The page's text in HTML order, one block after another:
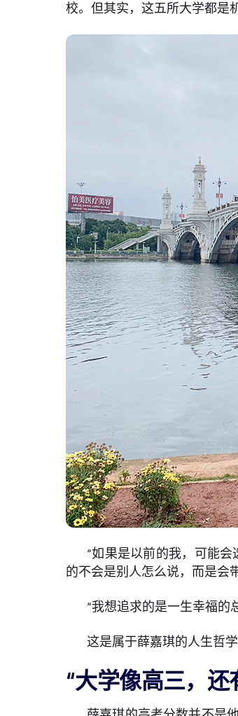
校。但其实，这五所大学都是
“如果是以前的我，可能
的不会是别人怎么说，而是会
“我想追求的是一生幸福的
这是属于薛嘉琪的人生哲
“大学像高三，还